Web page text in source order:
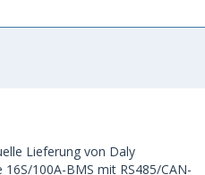
Lieferung von Daly
100A-BMS mit RS485/CAN-